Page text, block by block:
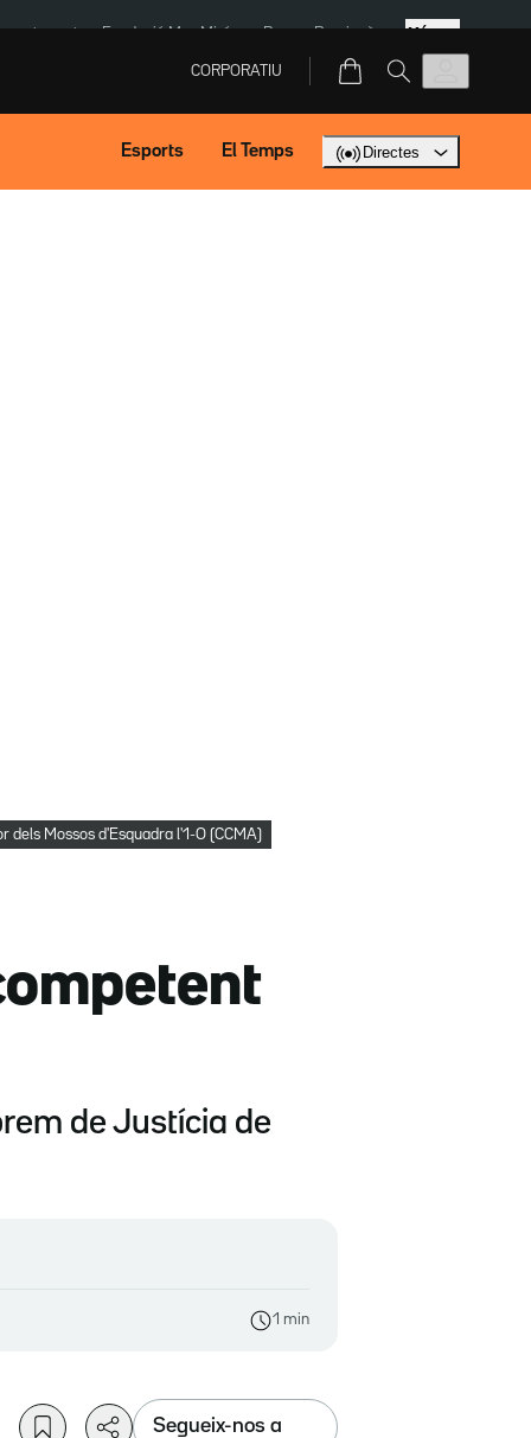
agost Fundació Mas Miró eBay Perpinyà Més
CORPORATIU
Esports El Temps Directes
dels Mossos d'Esquadra l'1-O (CCMA)
de Justícia de
1 min
Segueix-nos a